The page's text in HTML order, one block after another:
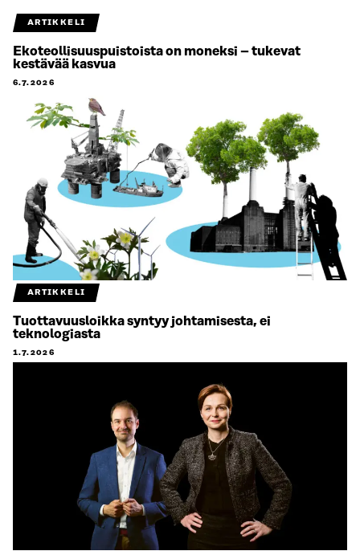
ARTIKKELI
Ekoteollisuuspuistoista on moneksi – tukevat
kestävää kasvua
6.7.2026
ARTIKKELI
Tuottavuusloikka syntyy johtamisesta, ei
teknologiasta
1.7.2026